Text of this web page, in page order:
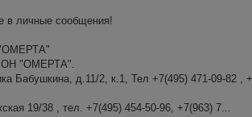
в личные сообщения!
"ОМЕРТА".
Бабушкина, д.11/2, к.1, Тел +7(495) 471-09-82 ,
19/38 , тел. +7(495) 454-50-96, +7(963) 7...